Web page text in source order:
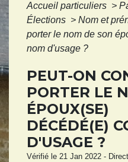
Accueil particuliers >
Élections > Nom et
porter le nom de son
nom d'usage ?
PEUT-ON
PORTER LE
ÉPOUX(SE)
DÉCÉDÉ(E)
D'USAGE ?
Vérifié le 21 Jan 2022 -